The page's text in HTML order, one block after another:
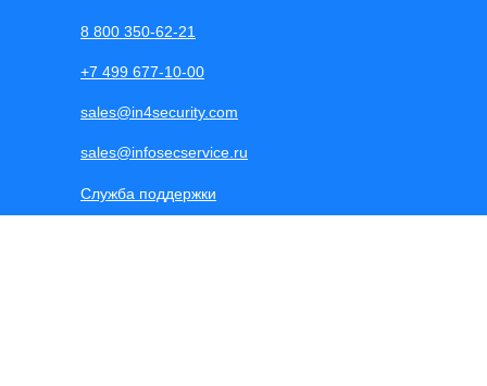
+7 499 677-10-00
Служба поддержки
sales@infosecservice.ru
sales@in4security.com
8 800 350-62-21